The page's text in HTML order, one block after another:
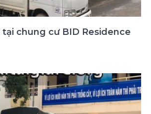
tại chung cư BID Residence